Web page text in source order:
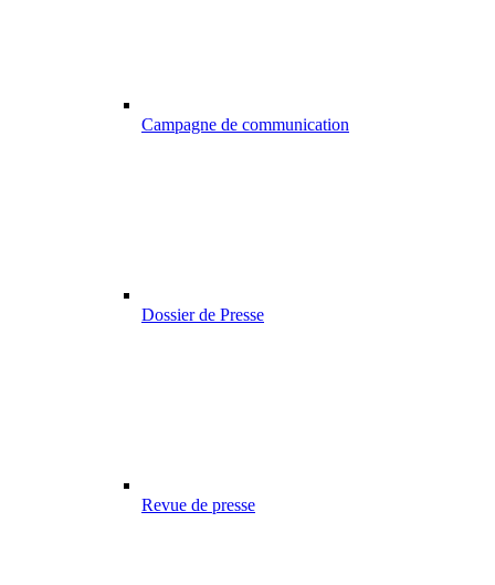
Campagne de communication
Dossier de Presse
Revue de presse